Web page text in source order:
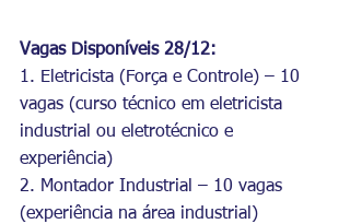
Vagas Disponíveis 28/12:
1. Eletricista (Força e Controle) – 10
vagas (curso técnico em eletricista
industrial ou eletrotécnico e
experiência)
2. Montador Industrial – 10 vagas
(experiência na área industrial)